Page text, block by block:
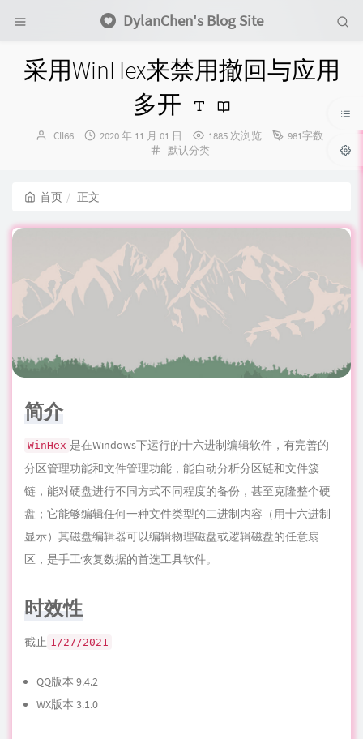
DylanChen's Blog Site
采用WinHex来禁用撤回与应用
多开
博
Cll66
发
2020 年 11 月 01 日 1885 次浏览
981字数
分
默认分类
首页 正文
简介
WinHex 是在Windows下运行的十六进制编辑软件，有完善的
分区管理功能和文件管理功能，能自动分析分区链和文件簇
链，能对硬盘进行不同方式不同程度的备份，甚至克隆整个硬
盘；它能够编辑任何一种文件类型的二进制内容（用十六进制
显示）其磁盘编辑器可以编辑物理磁盘或逻辑磁盘的任意扇
区，是手工恢复数据的首选工具软件。
时效性
截止 1/27/2021
QQ版本 9.4.2
WX版本 3.1.0